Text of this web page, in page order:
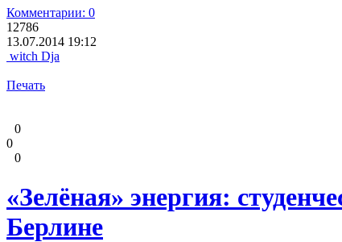
Комментарии: 0
12786
13.07.2014 19:12
witch Dja
Печать
0
0
0
«Зелёная» энергия:
Берлине